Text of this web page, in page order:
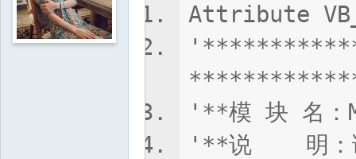
Attribute
'**模 块 名：
'**说 明：调